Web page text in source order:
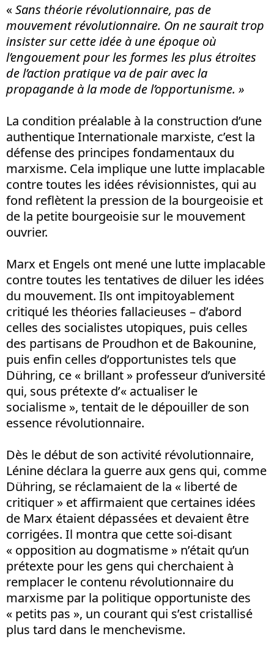
«Sans théorie révolutionnaire, pas de
mouvement révolutionnaire. On ne saurait trop
insister sur cette idée à une époque où
l’engouement pour les formes les plus étroites
de l’action pratique va de pair avec la
propagande à la mode de l’opportunisme. »
La condition préalable à la construction d’une
authentique Internationale marxiste, c’est la
défense des principes fondamentaux du
marxisme. Cela implique une lutte implacable
contre toutes les idées révisionnistes, qui au
fond reflètent la pression de la bourgeoisie et
de la petite bourgeoisie sur le mouvement
ouvrier.
Marx et Engels ont mené une lutte implacable
contre toutes les tentatives de diluer les idées
du mouvement. Ils ont impitoyablement
critiqué les théories fallacieuses – d’abord
celles des socialistes utopiques, puis celles
des partisans de Proudhon et de Bakounine,
puis enfin celles d’opportunistes tels que
Dühring, ce « brillant » professeur d’université
qui, sous prétexte d’« actualiser le
socialisme », tentait de le dépouiller de son
essence révolutionnaire.
Dès le début de son activité révolutionnaire,
Lénine déclara la guerre aux gens qui, comme
Dühring, se réclamaient de la « liberté de
critiquer » et affirmaient que certaines idées
de Marx étaient dépassées et devaient être
corrigées. Il montra que cette soi-disant
« opposition au dogmatisme » n’était qu’un
prétexte pour les gens qui cherchaient à
remplacer le contenu révolutionnaire du
marxisme par la politique opportuniste des
« petits pas », un courant qui s’est cristallisé
plus tard dans le menchevisme.